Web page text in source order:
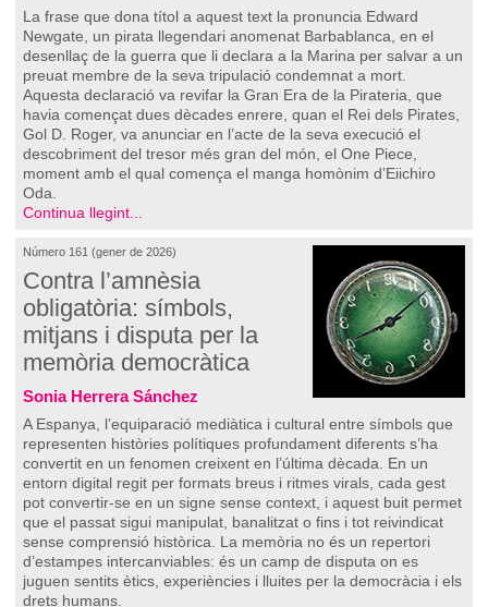
La frase que dona títol a aquest text la pronuncia Edward
Newgate, un pirata llegendari anomenat Barbablanca, en el
desenllaç de la guerra que li declara a la Marina per salvar a un
preuat membre de la seva tripulació condemnat a mort.
Aquesta declaració va revifar la Gran Era de la Pirateria, que
havia començat dues dècades enrere, quan el Rei dels Pirates,
Gol D. Roger, va anunciar en l’acte de la seva execució el
descobriment del tresor més gran del món, el One Piece,
moment amb el qual comença el manga homònim d’Eiichiro
Oda.
Continua llegint...
Número 161 (gener de 2026)
Contra l’amnèsia
obligatòria: símbols,
mitjans i disputa per la
memòria democràtica
Sonia Herrera Sánchez
A Espanya, l’equiparació mediàtica i cultural entre símbols que
representen històries polítiques profundament diferents s’ha
convertit en un fenomen creixent en l’última dècada. En un
entorn digital regit per formats breus i ritmes virals, cada gest
pot convertir-se en un signe sense context, i aquest buit permet
que el passat sigui manipulat, banalitzat o fins i tot reivindicat
sense comprensió històrica. La memòria no és un repertori
d’estampes intercanviables: és un camp de disputa on es
juguen sentits ètics, experiències i lluites per la democràcia i els
drets humans.